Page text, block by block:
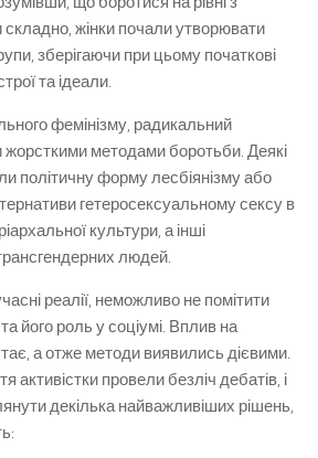
жінки почали утворювати
зберігаючи при цьому початкові
та ідеали.
фемінізму, радикальний
жорсткими методами боротьби. Деякі
політичну форму лесбіянізму або
гетеросексуальному сексу в
культури, а інші
людей.
реалії, неможливо не помітити
його роль у соціумі. Вплив на
а отже методи виявились дієвими.
активістки провели безліч дебатів, і
декілька найважливіших рішень,